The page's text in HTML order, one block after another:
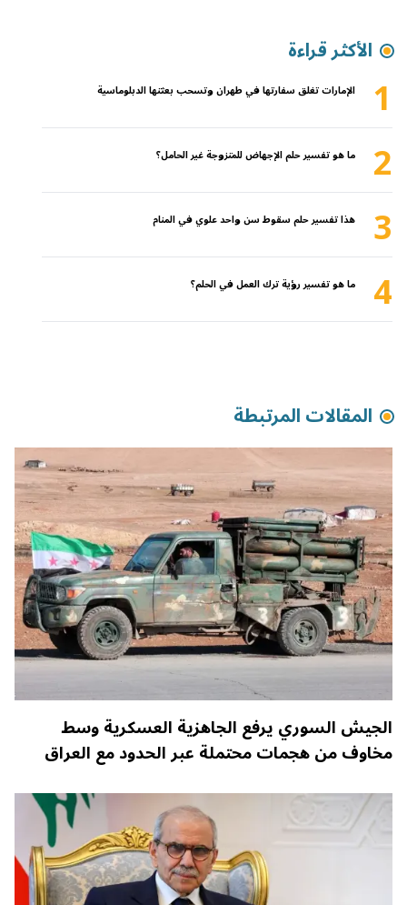
الأكثر قراءة
1 الإمارات تغلق سفارتها في طهران وتسحب بعثتها الدبلوماسية
2 ما هو تفسير حلم الإجهاض للمتزوجة غير الحامل؟
3 هذا تفسير حلم سقوط سن واحد علوي في المنام
4 ما هو تفسير رؤية ترك العمل في الحلم؟
المقالات المرتبطة
الجيش السوري يرفع الجاهزية العسكرية وسط
مخاوف من هجمات محتملة عبر الحدود مع العراق